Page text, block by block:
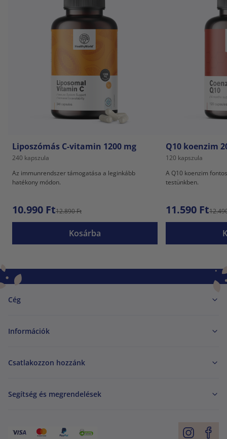
Liposzómás C-vitamin 1200 mg
240 kapszula
Az immunrendszer támogatása a leginkább
hatékony módon.
10.990 Ft12.890 Ft
Kosárba
Q10 koenzim
120 kapszula
A Q10 koenzim
testünkben.
11.590 Ft
Cég
Információk
Csatlakozzon hozzánk
Segítség és megrendelések